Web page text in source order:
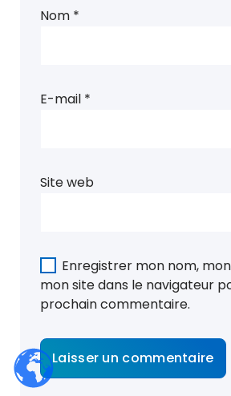
Nom *
E-mail *
Site web
Enregistrer mon nom,
mon site dans le navigateur
prochain commentaire.